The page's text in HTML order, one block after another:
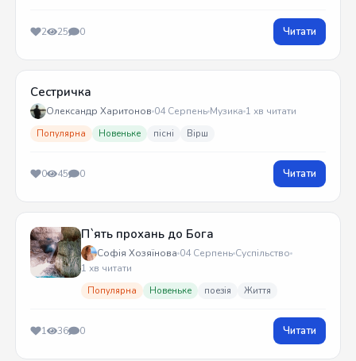
2 25 0 Читати
Сестричка
Олександр Харитонов 04 Серпень Музика 1 хв читати
Популярна Новеньке пісні Вірш
0 45 0 Читати
П`ять прохань до Бога
Софія Хозяїнова 04 Серпень Суспільство
1 хв читати
Популярна Новеньке поезія Життя
1 36 0 Читати